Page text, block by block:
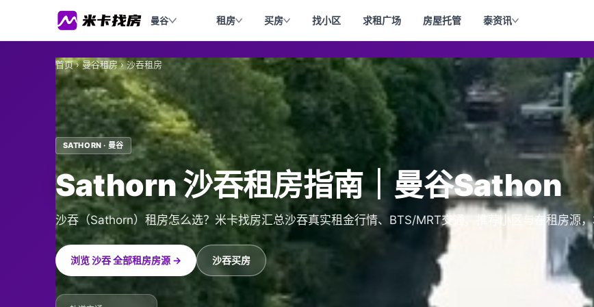
曼谷 租房 买房 找小区 求租广场 房屋托管 泰资讯
首页›曼谷租房›沙吞租房
SATHORN · 曼谷
Sathorn 沙吞租房指南｜曼谷Sathon
沙吞（Sathorn）租房怎么选？米卡找房汇总沙吞真实租金行情、BTS/MRT交通、推荐小区与在租房源
浏览 沙吞 全部租房房源 → 沙吞买房